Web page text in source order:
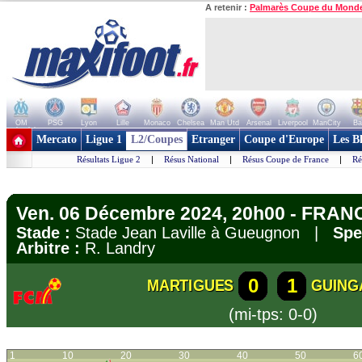
A retenir : Palmarès Coupe du
OM PSG Lyon Lille Monaco Chelsea Man Utd Arsenal Liverpool ManCity
+ de clubs
Mercato Ligue 1 L2/Coupes Etranger Coupe d'Europe Les
Résultats Ligue 2 | Résus National | Résus Coupe de France |
Ven. 06 Décembre 2024, 20h00 -
Stade : Stade Jean Laville à Gueugnon |
Arbitre : R. Landry
MARTIGUES 0 1
(mi-tps: 0-0)
1 10 20 30 40 50